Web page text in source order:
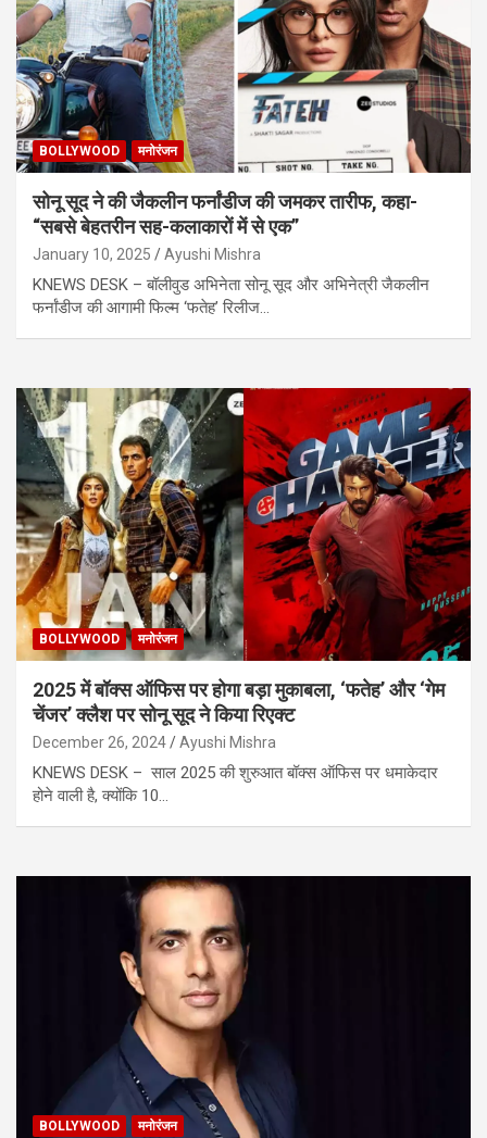
BOLLYWOOD मनोरंजन
सोनू सूद ने की जैकलीन फर्नांडीज की जमकर तारीफ, कहा-
“सबसे बेहतरीन सह-कलाकारों में से एक”
January 10, 2025 Ayushi Mishra
KNEWS DESK – बॉलीवुड अभिनेता सोनू सूद और अभिनेत्री जैकलीन
फर्नांडीज की आगामी फिल्म ‘फतेह’ रिलीज…
BOLLYWOOD मनोरंजन
2025 में बॉक्स ऑफिस पर होगा बड़ा मुकाबला, ‘फतेह’ और ‘गेम
चेंजर’ क्लैश पर सोनू सूद ने किया रिएक्ट
December 26, 2024 Ayushi Mishra
KNEWS DESK – साल 2025 की शुरुआत बॉक्स ऑफिस पर धमाकेदार
होने वाली है, क्योंकि 10…
BOLLYWOOD मनोरंजन